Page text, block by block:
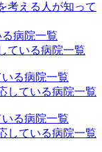
考える人が知って
病院一覧
ている病院一覧
る病院一覧
している病院一覧
る病院一覧
している病院一覧